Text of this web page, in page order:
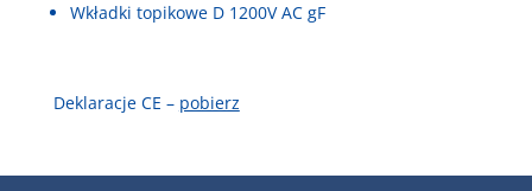
Wkładki topikowe D 1200V AC gF
Deklaracje CE – pobierz